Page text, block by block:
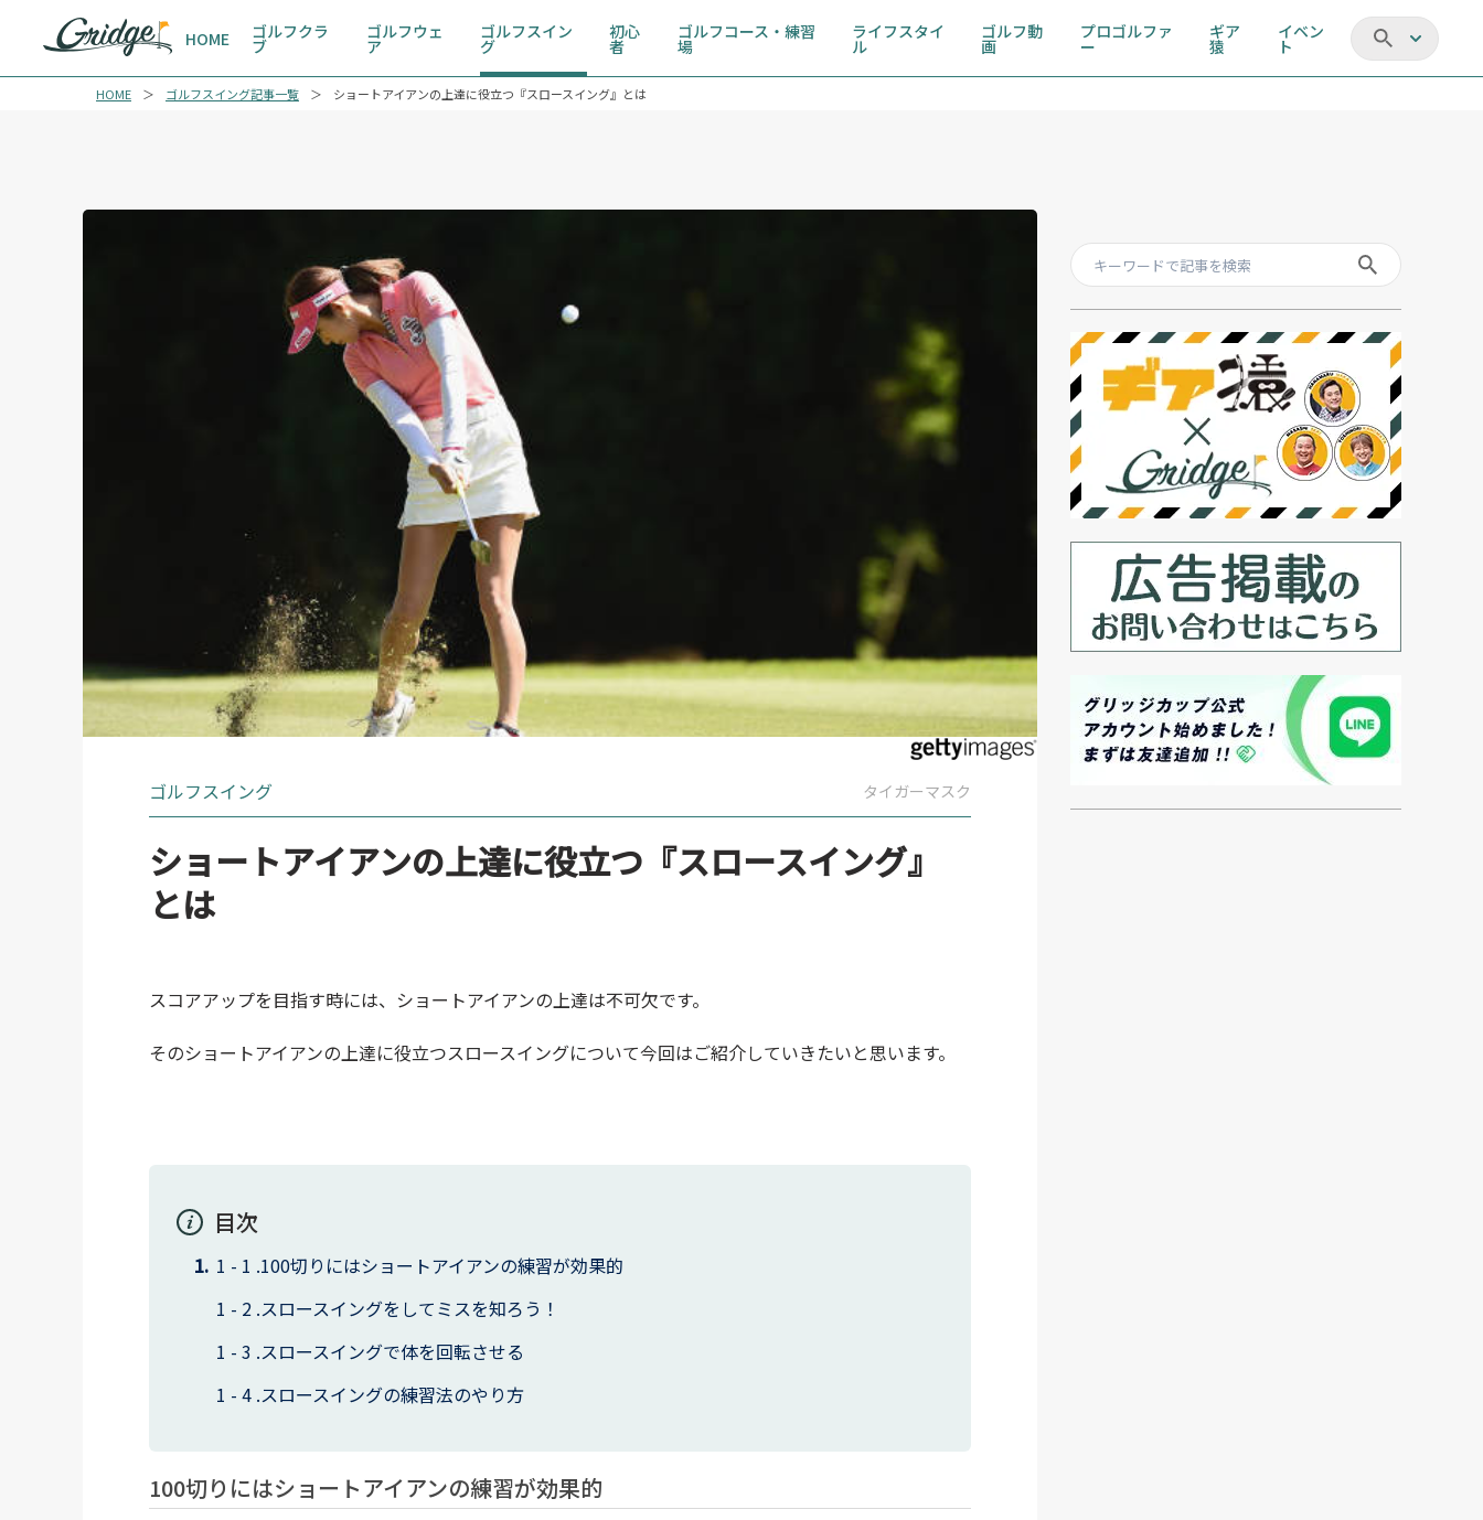
HOME ゴルフクラ
ブ
ゴルフウェ
ア
ゴルフスイン
グ
初心
者
ゴルフコース・練習
場
ライフスタイ
ル
ゴルフ動
画
プロゴルファ
ー
ギア
猿
イベン
ト
HOME ゴルフスイング記事一覧 ショートアイアンの上達に役立つ『スロースイング』とは
ゴルフスイング タイガーマスク
ショートアイアンの上達に役立つ『スロースイング』
とは
スコアアップを目指す時には、ショートアイアンの上達は不可欠です。
そのショートアイアンの上達に役立つスロースイングについて今回はご紹介していきたいと思います。
目次
100切りにはショートアイアンの練習が効果的
スロースイングをしてミスを知ろう！
スロースイングで体を回転させる
スロースイングの練習法のやり方
100切りにはショートアイアンの練習が効果的